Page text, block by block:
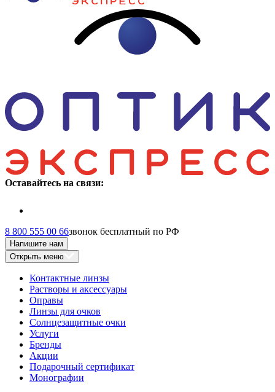
Оставайтесь на связи:
8 800 555 00 66звонок бесплатный по РФ
Напишите нам
Открыть меню
Контактные линзы
Растворы и аксессуары
Оправы
Линзы для очков
Солнцезащитные очки
Услуги
Бренды
Акции
Подарочный сертификат
Монографии